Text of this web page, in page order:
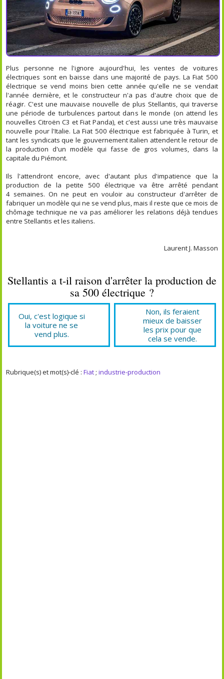
Plus personne ne l'ignore aujourd'hui, les ventes de voitures
électriques sont en baisse dans une majorité de pays. La Fiat 500
électrique se vend moins bien cette année qu'elle ne se vendait
l'année dernière, et le constructeur n'a pas d'autre choix que de
réagir. C'est une mauvaise nouvelle de plus Stellantis, qui traverse
une période de turbulences partout dans le monde (on attend les
nouvelles Citroën C3 et Fiat Panda), et c'est aussi une très mauvaise
nouvelle pour l'Italie. La Fiat 500 électrique est fabriquée à Turin, et
tant les syndicats que le gouvernement italien attendent le retour de
la production d'un modèle qui fasse de gros volumes, dans la
capitale du Piémont.
Ils l'attendront encore, avec d'autant plus d'impatience que la
production de la petite 500 électrique va être arrêté pendant
4 semaines. On ne peut en vouloir au constructeur d'arrêter de
fabriquer un modèle qui ne se vend plus, mais il reste que ce mois de
chômage technique ne va pas améliorer les relations déjà tendues
entre Stellantis et les italiens.
Laurent J. Masson
Stellantis a t-il raison d'arrêter la production de
sa 500 électrique ?
Oui, c'est logique si
la voiture ne se
vend plus.
Non, ils feraient
mieux de baisser
les prix pour que
cela se vende.
Rubrique(s) et mot(s)-clé :Fiat;industrie-production